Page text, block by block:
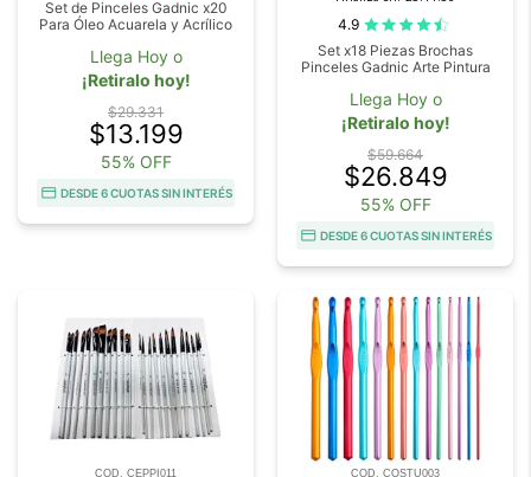
Set de Pinceles Gadnic x20
Para Óleo Acuarela y Acrílico
Llega Hoy o
¡Retiralo hoy!
$29.331
$13.199
55% OFF
DESDE 6 CUOTAS SIN INTERÉS
4.9
Set x18 Piezas Brochas
Pinceles Gadnic Arte Pintura
Llega Hoy o
¡Retiralo hoy!
$59.664
$26.849
55% OFF
DESDE 6 CUOTAS SIN INTERÉS
COD. CEPPI011 COD. COSTU003